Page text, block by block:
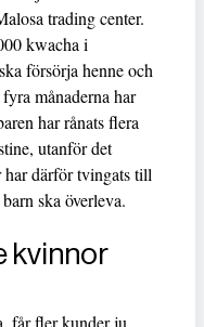
trading center.
kwacha i
försörja henne och
månaderna har
har rånats flera
utanför det
har därför tvingats till
ska överleva.
kvinnor
får fler kunder ju